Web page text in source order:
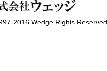
2016 Wedge Rights Reserved